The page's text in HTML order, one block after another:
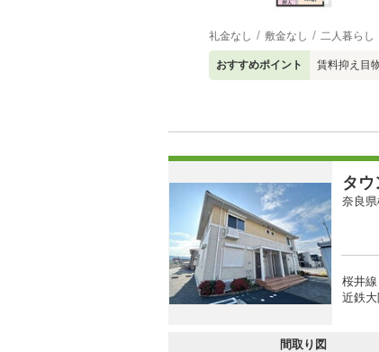
礼金なし 敷金なし 二人暮らし
おすすめポイント 賃料抑え目
タ
奈良
桜井
近鉄
間取り図